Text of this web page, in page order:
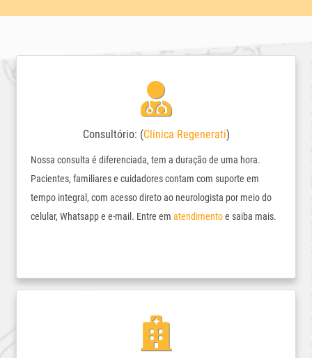
Consultório: (Clínica Regenerati)
Nossa consulta é diferenciada, tem a duração de uma hora.
Pacientes, familiares e cuidadores contam com suporte em
tempo integral, com acesso direto ao neurologista por meio do
celular, Whatsapp e e-mail. Entre em atendimentoe saiba mais.